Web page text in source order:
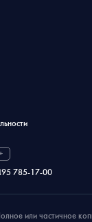
785-17-00
или частичное